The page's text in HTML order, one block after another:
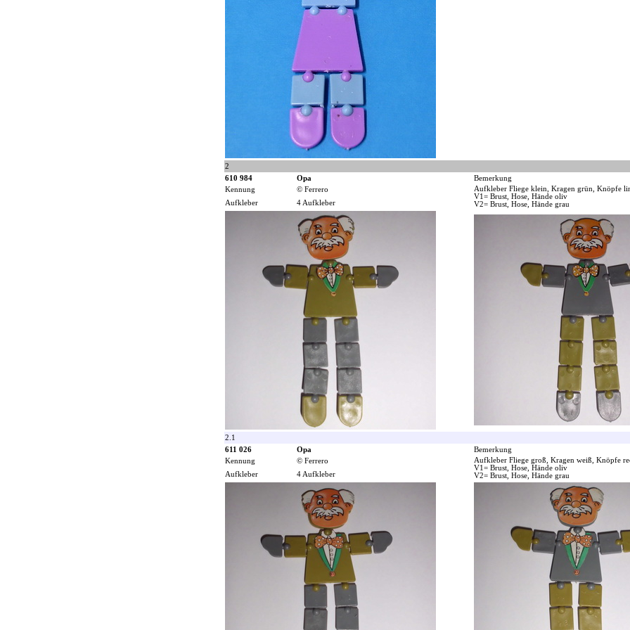
2
610 984
Opa
Bemerkung
Kennung
© Ferrero
Aufkleber Fliege klein, Kragen grün, Knöpfe
V1= Brust, Hose, Hände oliv
V2= Brust, Hose, Hände grau
Aufkleber 4 Aufkleber
2.1
611 026
Opa
Bemerkung
Kennung
© Ferrero
Aufkleber Fliege groß, Kragen weiß, Knöpfe
V1= Brust, Hose, Hände oliv
V2= Brust, Hose, Hände grau
Aufkleber 4 Aufkleber